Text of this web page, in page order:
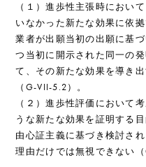
（１）進歩性主張時におい
いなかった新たな効果に依
業者が出願当初の出願に基
つ当初に開示された同一の
て、その新たな効果を導き
（G-VII-5.2）。
（２）進歩性評価において
うな新たな効果を証明する
由心証主義に基づき検討さ
理由だけでは無視できない（